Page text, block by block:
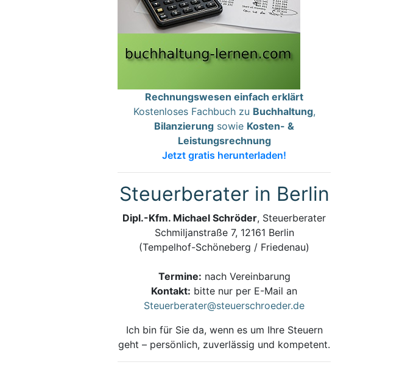
Rechnungswesen einfach erklärt
Kostenloses Fachbuch zu Buchhaltung,
Bilanzierung sowie Kosten- &
Leistungsrechnung
Jetzt gratis herunterladen!
Steuerberater in Berlin
Dipl.-Kfm. Michael Schröder, Steuerberater
Schmiljanstraße 7, 12161 Berlin
(Tempelhof-Schöneberg / Friedenau)
Termine: nach Vereinbarung
Kontakt: bitte nur per E-Mail an
Steuerberater@steuerschroeder.de
Ich bin für Sie da, wenn es um Ihre Steuern
geht – persönlich, zuverlässig und kompetent.